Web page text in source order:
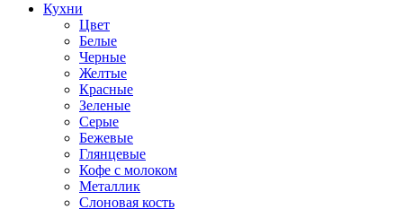
Кухни
Цвет
Белые
Черные
Желтые
Красные
Зеленые
Серые
Бежевые
Глянцевые
Кофе с молоком
Металлик
Слоновая кость